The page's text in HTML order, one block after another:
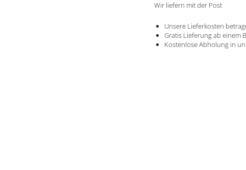
Wir liefern mit der Post
Unsere Lieferkosten
Gratis Lieferung ab einem
Kostenlose Abholung in